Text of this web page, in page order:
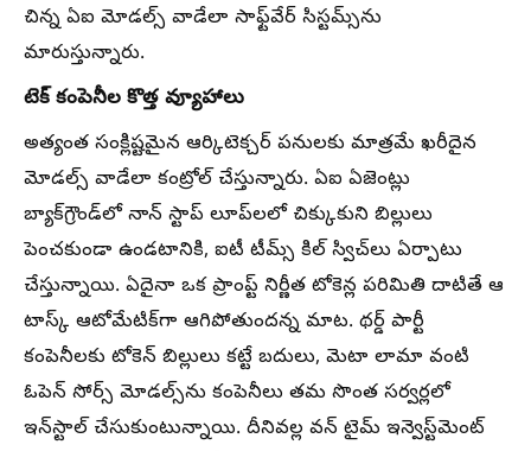
చిన్న ఏఐ మోడల్స్ వాడేలా సాఫ్ట్‌వేర్ సిస్టమ్స్‌ను
మారుస్తున్నారు.
టెక్ కంపెనీల కొత్త వ్యూహాలు
అత్యంత సంక్లిష్టమైన ఆర్కిటెక్చర్ పనులకు మాత్రమే ఖరీదైన
మోడల్స్ వాడేలా కంట్రోల్ చేస్తున్నారు. ఏఐ ఏజెంట్లు
బ్యాక్‌గ్రౌండ్‌లో నాన్ స్టాప్ లూప్‌లలో చిక్కుకుని బిల్లులు
పెంచకుండా ఉండటానికి, ఐటీ టీమ్స్ కిల్ స్విచ్‌లు ఏర్పాటు
చేస్తున్నాయి. ఏదైనా ఒక ప్రాంప్ట్ నిర్ణీత టోకెన్ల పరిమితి దాటితే ఆ
టాస్క్ ఆటోమేటిక్‌గా ఆగిపోతుందన్న మాట. థర్డ్ పార్టీ
కంపెనీలకు టోకెన్ బిల్లులు కట్టే బదులు, మెటా లామా వంటి
ఓపెన్ సోర్స్ మోడల్స్‌ను కంపెనీలు తమ సొంత సర్వర్లలో
ఇన్‌స్టాల్ చేసుకుంటున్నాయి. దీనివల్ల వన్ టైమ్ ఇన్వెస్ట్‌మెంట్